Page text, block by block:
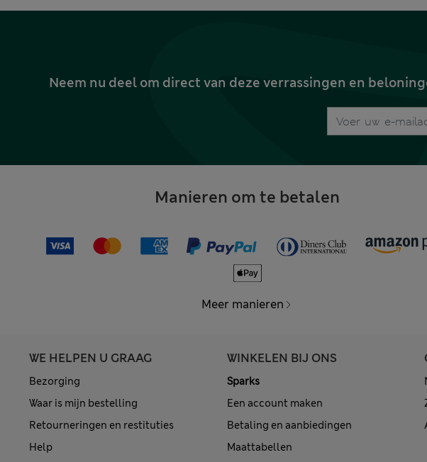
Neem nu deel om direct van deze verrassingen en
Manieren om te betalen
Meer manieren
WE HELPEN U GRAAG
Bezorging
Waar is mijn bestelling
Retourneringen en restituties
Help
WINKELEN BIJ ONS
Sparks
Een account maken
Betaling en aanbiedingen
Maattabellen